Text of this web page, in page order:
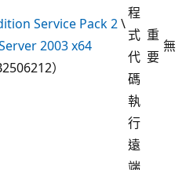
Service Pack 2\
2003 x64
）
程
式
代
碼
執
行
重
要
無
遠
端